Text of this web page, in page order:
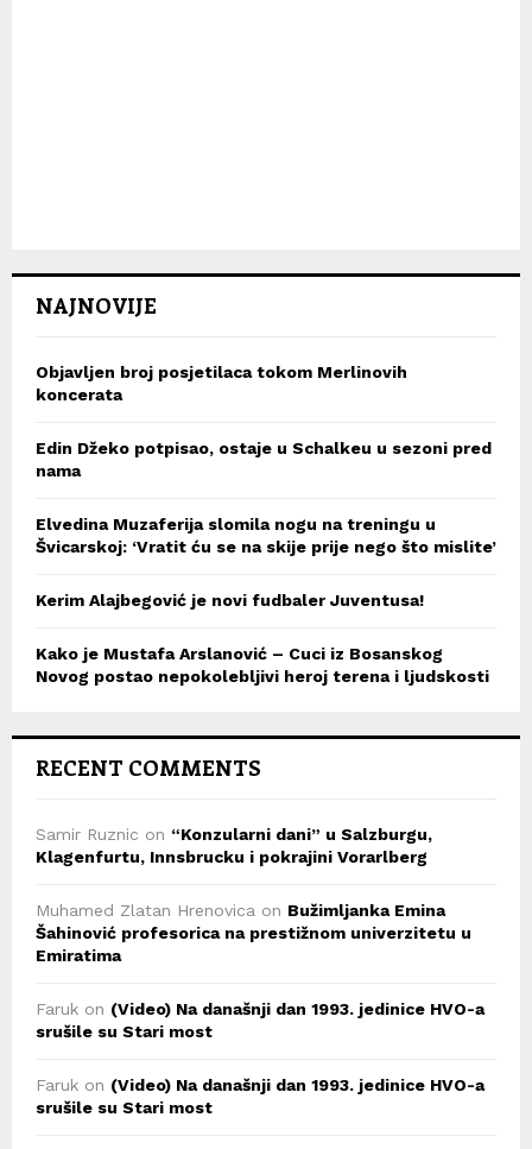
NAJNOVIJE
Objavljen broj posjetilaca tokom Merlinovih
koncerata
Edin Džeko potpisao, ostaje u Schalkeu u sezoni pred
nama
Elvedina Muzaferija slomila nogu na treningu u
Švicarskoj: ‘Vratit ću se na skije prije nego što mislite’
Kerim Alajbegović je novi fudbaler Juventusa!
Kako je Mustafa Arslanović – Cuci iz Bosanskog
Novog postao nepokolebljivi heroj terena i ljudskosti
RECENT COMMENTS
Samir Ruznic on “Konzularni dani” u Salzburgu,
Klagenfurtu, Innsbrucku i pokrajini Vorarlberg
Muhamed Zlatan Hrenovica on Bužimljanka Emina
Šahinović profesorica na prestižnom univerzitetu u
Emiratima
Faruk on (Video) Na današnji dan 1993. jedinice HVO-a
srušile su Stari most
Faruk on (Video) Na današnji dan 1993. jedinice HVO-a
srušile su Stari most